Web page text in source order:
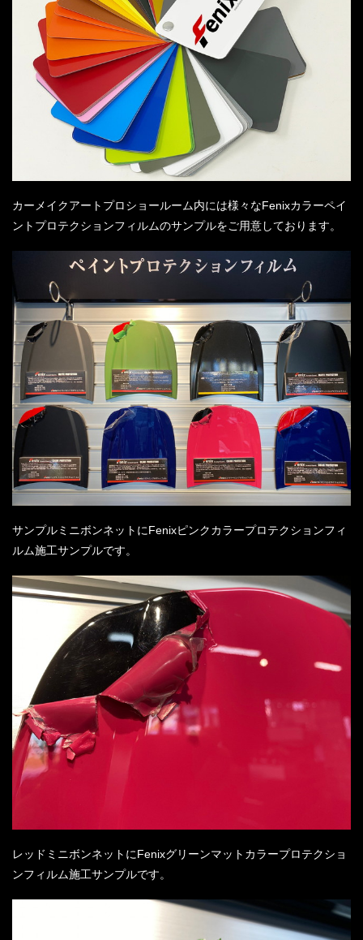
カーメイクアートプロショールーム内には様々なFenixカラーペイ
ントプロテクションフィルムのサンプルをご用意しております。
サンプルミニボンネットにFenixピンクカラープロテクションフィ
ルム施工サンプルです。
レッドミニボンネットにFenixグリーンマットカラープロテクショ
ンフィルム施工サンプルです。